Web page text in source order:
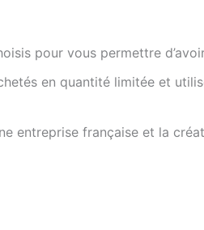
pour vous permettre
en quantité limitée et
entreprise française et la